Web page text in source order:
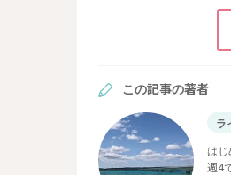
この記事の著者
ラ
は
週4